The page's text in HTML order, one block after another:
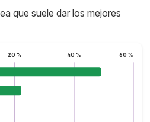
que suele dar los mejores
20 % 40 % 60 %